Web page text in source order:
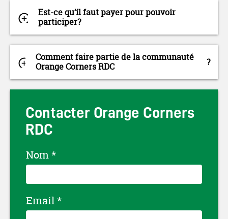
Est-ce qu’il faut payer pour pouvoir
participer?
Comment faire partie de la communauté
Orange Corners RDC
?
Contacter Orange Corners
RDC
Nom*
Email*